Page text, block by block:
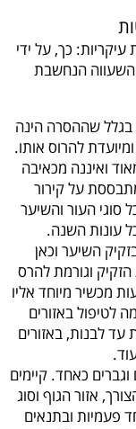
כך, על ידי
השעווה הנחשבת
בגלל שההסרה הינה
להרוס אותו.
ואיננה מכאיבה
על קירור
העור והשיער
עונות השנה.
השיער וכאן
וגורמת להרס
מכשיר מיוחד אליו
לטיפול באזורים
עד לבנות, באזורים
כאחד. קיימים
אזור הגוף וסוג
פעמיות ובתנאים